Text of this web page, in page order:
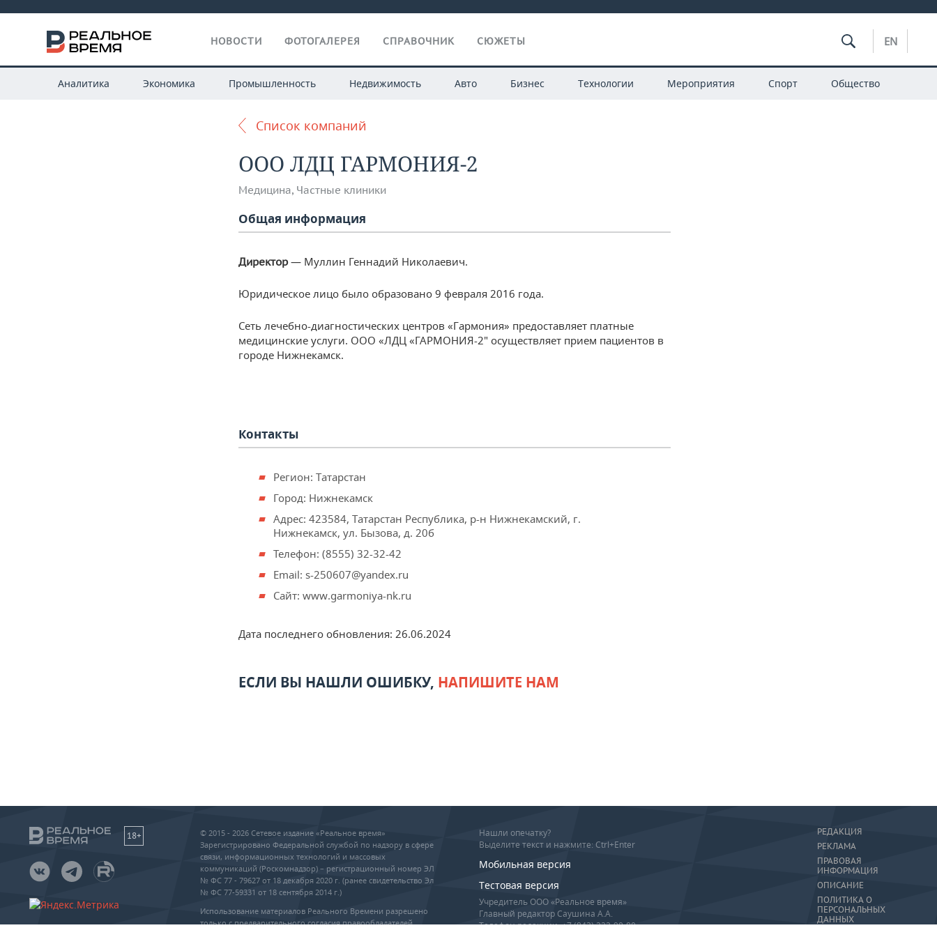
НОВОСТИ ФОТОГАЛЕРЕЯ СПРАВОЧНИК СЮЖЕТЫ EN
Аналитика Экономика Промышленность Недвижимость Авто Бизнес Технологии Мероприятия Спорт Общество
Список компаний
ООО ЛДЦ ГАРМОНИЯ-2
Медицина, Частные клиники
Общая информация
Директор— Муллин Геннадий Николаевич.
Юридическое лицо было образовано 9 февраля 2016 года.
Сеть лечебно-диагностических центров «Гармония» предоставляет платные
медицинские услуги. ООО «ЛДЦ «ГАРМОНИЯ-2" осуществляет прием пациентов в
городе Нижнекамск.
Контакты
Регион: Татарстан
Город: Нижнекамск
Адрес: 423584, Татарстан Республика, р-н Нижнекамский, г.
Нижнекамск, ул. Бызова, д. 20б
Телефон: (8555) 32-32-42
Email: s-250607@yandex.ru
Сайт: www.garmoniya-nk.ru
Дата последнего обновления: 26.06.2024
ЕСЛИ ВЫ НАШЛИ ОШИБКУ, НАПИШИТЕ НАМ
18+
© 2015 - 2026 Сетевое издание «Реальное время»
Зарегистрировано Федеральной службой по надзору в сфере
связи, информационных технологий и массовых
коммуникаций (Роскомнадзор) – регистрационный номер ЭЛ
№ ФС 77 - 79627 от 18 декабря 2020 г. (ранее свидетельство Эл
№ ФС 77-59331 от 18 сентября 2014 г.)
Использование материалов Реального Времени разрешено
только с предварительного согласия правообладателей,
Нашли опечатку?
Выделите текст и нажмите: Ctrl+Enter
Мобильная версия
Тестовая версия
Учредитель ООО «Реальное время»
Главный редактор Саушина А.А.
Телефон редакции: +7 (843) 222-90-80
РЕДАКЦИЯ
РЕКЛАМА
ПРАВОВАЯ
ИНФОРМАЦИЯ
ОПИСАНИЕ
ПОЛИТИКА О
ПЕРСОНАЛЬНЫХ
ДАННЫХ